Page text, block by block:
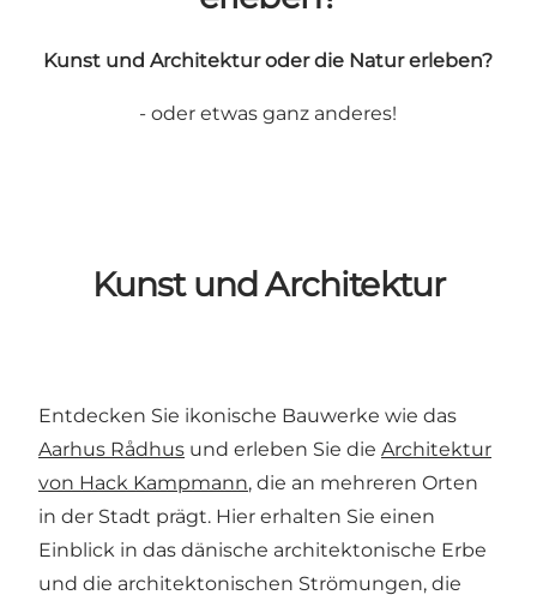
Kunst und Architektur oder die Natur erleben?
- oder etwas ganz anderes!
Kunst und Architektur
Entdecken Sie ikonische Bauwerke wie das
Aarhus Rådhus und erleben Sie die Architektur
von Hack Kampmann, die an mehreren Orten
in der Stadt prägt. Hier erhalten Sie einen
Einblick in das dänische architektonische Erbe
und die architektonischen Strömungen, die